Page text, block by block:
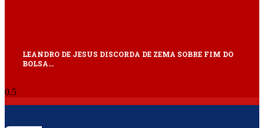
LEANDRO DE JESUS DISCORDA DE ZEMA SOBRE FIM DO
BOLSA…